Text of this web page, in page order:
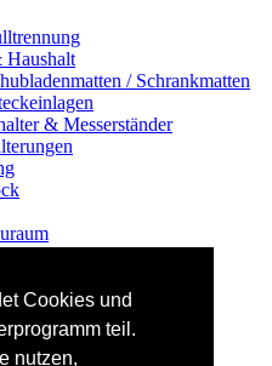
Cookies und
teil.
nutzen,
Haushalt
/ Schrankmatten
& Messerständer